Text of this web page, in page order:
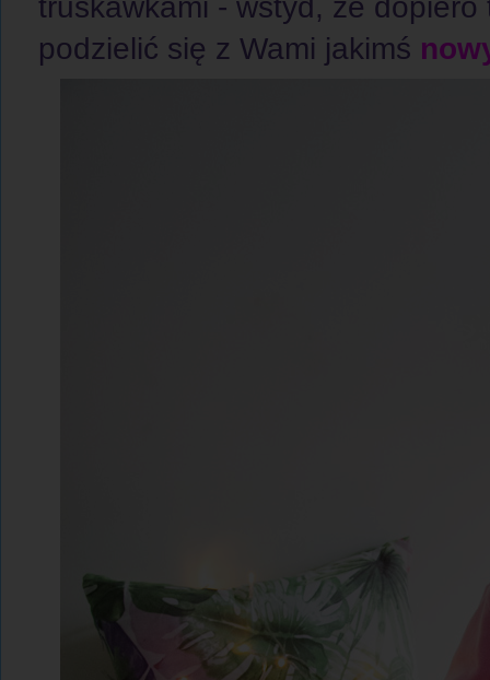
truskawkami - wstyd, że
podzielić się z Wami jakimś